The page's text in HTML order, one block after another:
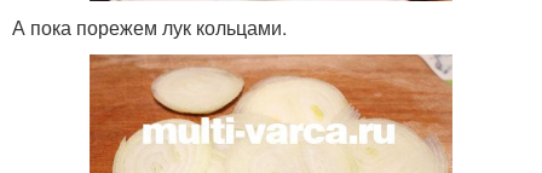
А пока порежем лук кольцами.